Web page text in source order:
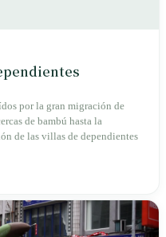
por la gran migración de
de bambú hasta la
de las villas de dependientes